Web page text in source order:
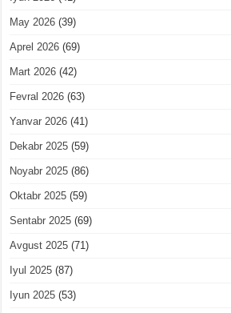
May 2026 (39)
Aprel 2026 (69)
Mart 2026 (42)
Fevral 2026 (63)
Yanvar 2026 (41)
Dekabr 2025 (59)
Noyabr 2025 (86)
Oktabr 2025 (59)
Sentabr 2025 (69)
Avgust 2025 (71)
Iyul 2025 (87)
Iyun 2025 (53)